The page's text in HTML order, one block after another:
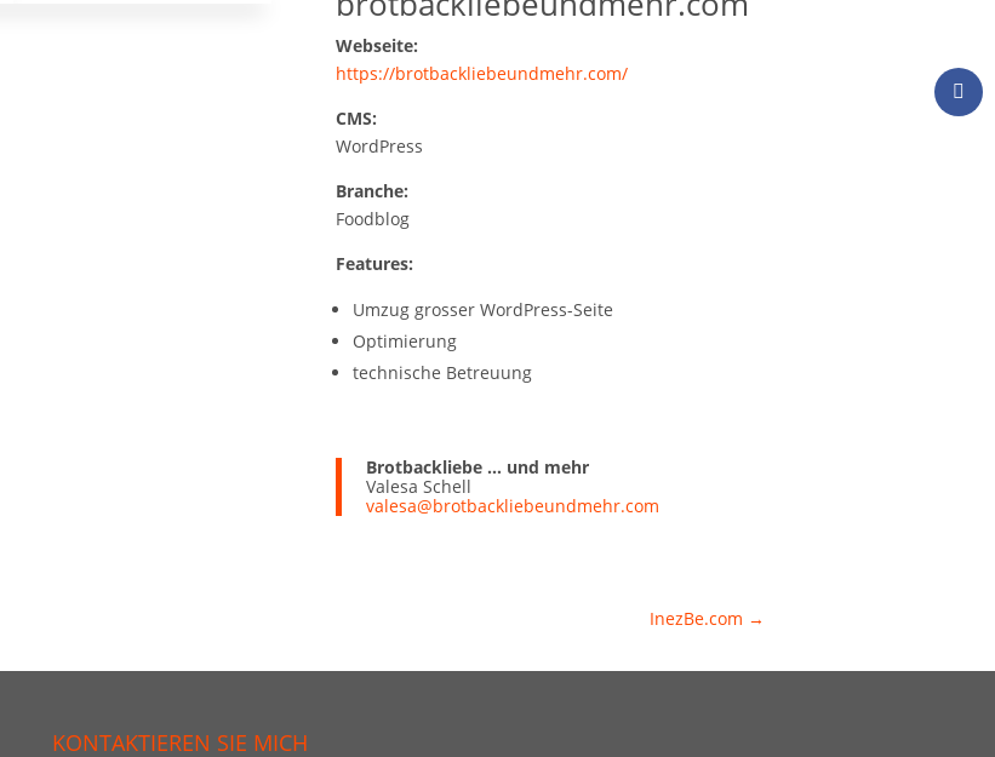
Webseite:
https://brotbackliebeundmehr.com/
CMS:
WordPress
Branche:
Foodblog
Features:
Umzug grosser WordPress-Seite
Optimierung
technische Betreuung
Brotbackliebe … und mehr
Valesa Schell
valesa@brotbackliebeundmehr.com
InezBe.com →
KONTAKTIEREN SIE MICH